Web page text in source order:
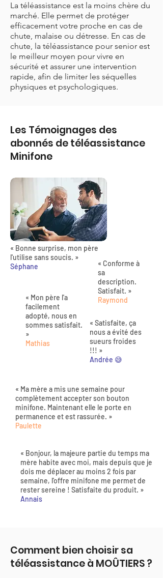
La téléassistance est la moins chère du
marché. Elle permet de protéger
efficacement votre proche en cas de
chute, malaise ou détresse. En cas de
chute, la téléassistance pour senior est
le meilleur moyen pour vivre en
sécurité et assurer une intervention
rapide, afin de limiter les séquelles
physiques et psychologiques.
Les Témoignages des
abonnés de téléassistance
Minifone
« Bonne surprise, mon père
l'utilise sans soucis. »
Séphane
« Mon père l'a
facilement
adopté, nous en
sommes satisfait.
»
Mathias
« Conforme à
sa
description.
Satisfait. »
Raymond
« Satisfaite, ça
nous a évité des
sueurs froides
!!! »
Andrée 😅
« Ma mère a mis une semaine pour
complètement accepter son bouton
minifone. Maintenant elle le porte en
permanence et est rassurée. »
Paulette
« Bonjour, la majeure partie du temps ma
mère habite avec moi, mais depuis que je
dois me déplacer au moins 2 fois par
semaine, l'offre minifone me permet de
rester sereine ! Satisfaite du produit. »
Annais
Comment bien choisir sa
téléassistance à MOÛTIERS ?